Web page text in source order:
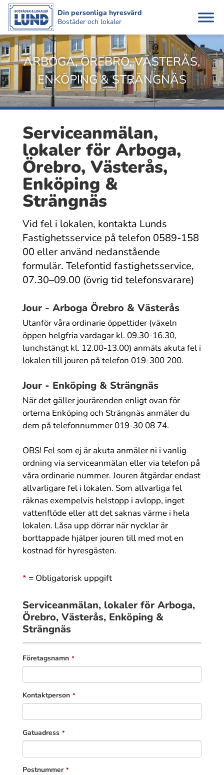
Din personliga hyresvärd
Bostäder och lokaler
ARBOGA, ÖREBRO, VÄSTERÅS,
ENKÖPING & STRÄNGNÄS
Service­anmälan,
lokaler för Arboga,
Örebro, Västerås,
Enköping &
Strängnäs
Vid fel i lokalen, kontakta Lunds
Fastighetsservice på telefon 0589-158
00 eller använd nedanstående
formulär. Telefontid fastighetsservice,
07.30–09.00 (övrig tid telefonsvarare)
Jour - Arboga Örebro & Västerås
Utanför våra ordinarie öppettider (växeln
öppen helgfria vardagar kl. 09.30-16.30,
lunchstängt kl. 12.00-13.00) anmäls akuta fel i
lokalen till jouren på telefon 019-300 200.
Jour - Enköping & Strängnäs
När det gäller jourärenden enligt ovan för
orterna Enköping och Strängnäs anmäler du
dem på telefonnummer 019-30 08 74.
OBS! Fel som ej är akuta anmäler ni i vanlig
ordning via serviceanmälan eller via telefon på
våra ordinarie nummer. Jouren åtgärdar endast
allvarligare fel i lokalen. Som allvarliga fel
räknas exempelvis helstopp i avlopp, inget
vattenflöde eller att det saknas värme i hela
lokalen. Låsa upp dörrar när nycklar är
borttappade hjälper jouren till med mot en
kostnad för hyresgästen.
* = Obligatorisk uppgift
Service­anmälan, lokaler för Arboga,
Örebro, Västerås, Enköping &
Strängnäs
Företagsnamn *
Kontaktperson *
Gatuadress *
Postnummer *